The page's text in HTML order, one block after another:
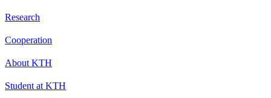
Research
Cooperation
About KTH
Student at KTH